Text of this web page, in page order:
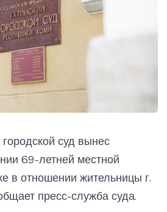
суд вынес
69-летней местной
в отношении жительницы г.
пресс-служба суда.